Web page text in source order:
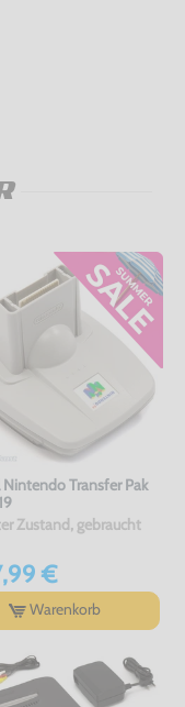
Transfer Pak
Zustand, gebraucht
€
Warenkorb